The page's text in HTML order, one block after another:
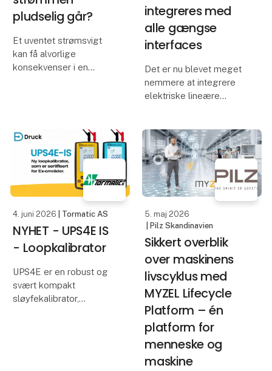
pludselig går?
Et uventet strømsvigt
kan få alvorlige
konsekvenser i en
processer afbrydes, og
værdifulde data kan gå
tabt. Resultatet kan være
produk
integreres med
alle gængse
interfaces
Det er nu blevet meget
nemmere at integrere
elektriske lineære
dit sprog!
Alle industrielle
aktuatorer fra LINAK kan
nu integreres med alle
4. juni 2026 | Tormatic AS
NYHET - UPS4E IS
- Loopkalibrator
UPS4E er en robust og
svært kompakt
sløyfekalibrator,
5. maj 2026
| Pilz Skandinavien
Sikkert overblik
over maskinens
livscyklus med
MYZEL Lifecycle
Platform – én
platform for
menneske og
maskine